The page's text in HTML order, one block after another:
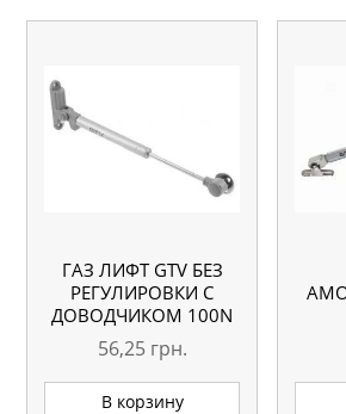
ГАЗ ЛИФТ GTV БЕЗ
РЕГУЛИРОВКИ С
ДОВОДЧИКОМ 100N
56,25 грн.
В корзину